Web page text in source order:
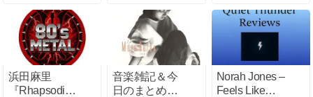
いつか青空に
なる
浜田麻里
『Rhapsodiaris』
音楽雑記＆今
日のまとめ、
Norah Jones –
Feels Like